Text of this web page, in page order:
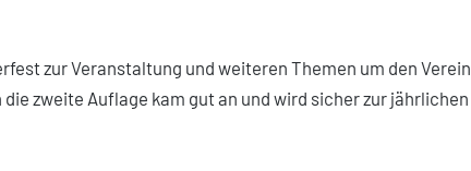
zur Veranstaltung und weiteren Themen um den Verein
zweite Auflage kam gut an und wird sicher zur jährlichen